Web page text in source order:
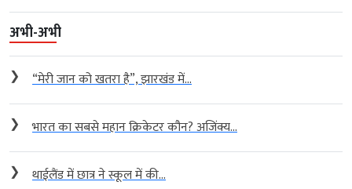
अभी-अभी
❯ “मेरी जान को खतरा है”, झारखंड में...
❯ भारत का सबसे महान क्रिकेटर कौन? अजिंक्य...
❯ थाईलैंड में छात्र ने स्कूल में की...